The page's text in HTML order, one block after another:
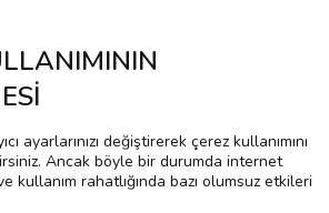
ayarlarınızı değiştirerek çerez kullanımını
Ancak böyle bir durumda internet
kullanım rahatlığında bazı olumsuz etkileri